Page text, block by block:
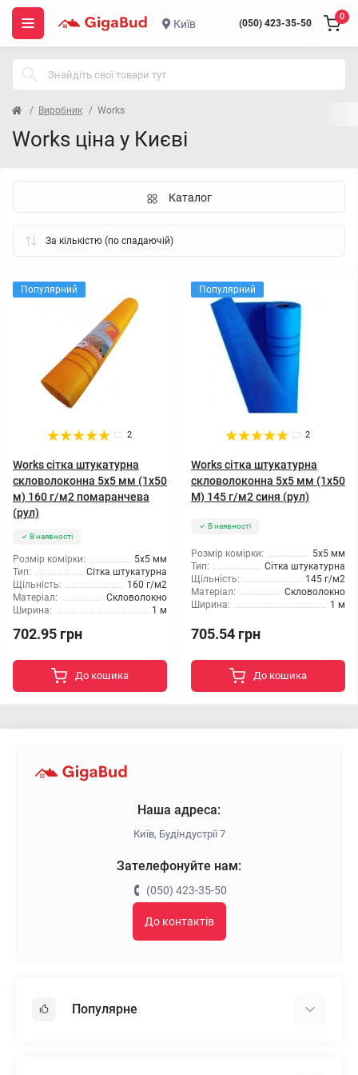
Київ (050) 423-35-50
0
Виробник Works
Works ціна у Києві
Каталог
Популярний
2
Works сітка штукатурна
скловолоконна 5x5 мм (1x50
м) 160 г/м2 помаранчева
(рул)
В наявності
Розмір комірки:
5x5 мм
Тип:
Сітка штукатурна
Щільність:
160 г/м2
Матеріал:
Скловолокно
Ширина:
1 м
702.95 грн
До кошика
Популярний
2
Works сітка штукатурна
скловолоконна 5x5 мм (1x50
М) 145 г/м2 синя (рул)
В наявності
Розмір комірки:
5x5 мм
Тип:
Сітка штукатурна
Щільність:
145 г/м2
Матеріал:
Скловолокно
Ширина:
1 м
705.54 грн
До кошика
Наша адреса:
Київ, Будіндустрії 7
Зателефонуйте нам:
(050) 423-35-50
До контактів
Популярне